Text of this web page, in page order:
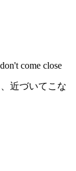
come close
近づいてこな